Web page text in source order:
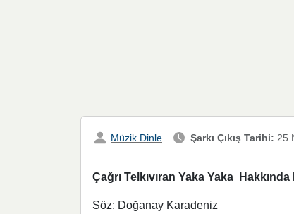
Müzik Dinle Şarkı Çıkış Tarihi: 25
Çağrı Telkıvıran Yaka Yaka
Söz: Doğanay Karadeniz